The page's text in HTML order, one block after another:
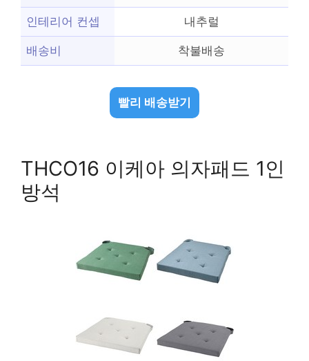
인테리어 컨셉 내추럴
배송비 착불배송
빨리 배송받기
THCO16 이케아 의자패드 1인
방석